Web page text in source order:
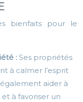
bienfaits pour le
: Ses propriétés
à calmer l’esprit
aider à
à favoriser un